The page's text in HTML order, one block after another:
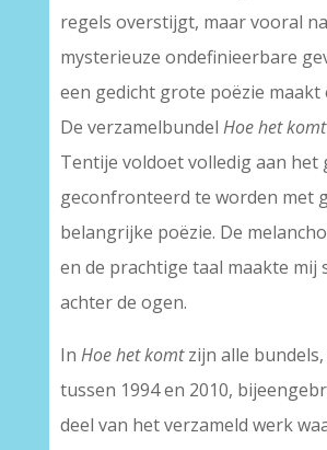
regels overstijgt, maar vooral
mysterieuze ondefinieerbare
een gedicht grote poëzie
De verzamelbundel Hoe het komt
Tentije voldoet volledig aan het
geconfronteerd te worden met
belangrijke poëzie. De
en de prachtige taal maakte mij
achter de ogen.
In Hoe het komtzijn alle
tussen 1994 en 2010,
deel van het verzameld werk